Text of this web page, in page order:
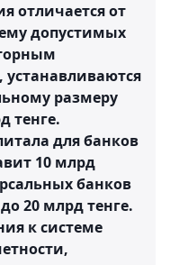
отличается от
допустимых
устанавливаются
размеру
тенге.
для банков
10 млрд
банков
20 млрд тенге.
к системе